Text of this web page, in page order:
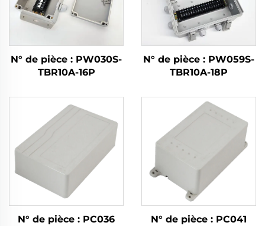
N° de pièce : PW030S-
TBR10A-16P
N° de pièce : PW059S-
TBR10A-18P
N° de pièce : PC036 N° de pièce : PC041